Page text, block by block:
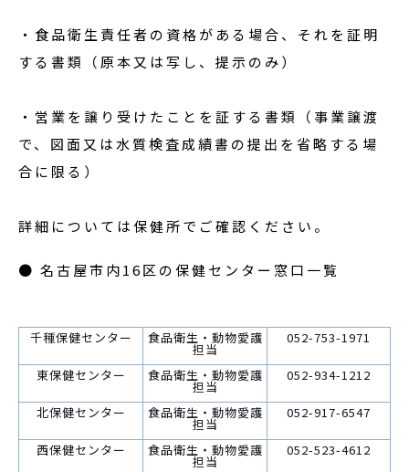
・食品衛生責任者の資格がある場合、それを証明
する書類（原本又は写し、提示のみ）
・営業を譲り受けたことを証する書類（事業譲渡
で、図面又は水質検査成績書の提出を省略する場
合に限る）
詳細については保健所でご確認ください。
● 名古屋市内16区の保健センター窓口一覧
千種保健センター 食品衛生・動物愛護
担当
052-753-1971
東保健センター 食品衛生・動物愛護
担当
052-934-1212
北保健センター 食品衛生・動物愛護
担当
052-917-6547
西保健センター 食品衛生・動物愛護
担当
052-523-4612